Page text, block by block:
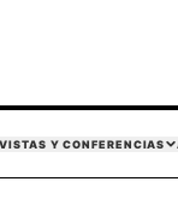
Y CONFERENCIAS